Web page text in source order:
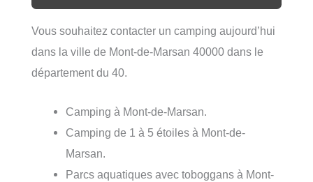
Vous souhaitez contacter un camping aujourd’hui
dans la ville de Mont-de-Marsan 40000 dans le
département du 40.
Camping à Mont-de-Marsan.
Camping de 1 à 5 étoiles à Mont-de-
Marsan.
Parcs aquatiques avec toboggans à Mont-